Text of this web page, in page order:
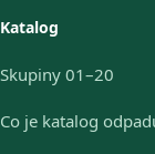
Katalog
Skupiny 01–20
Co je katalog